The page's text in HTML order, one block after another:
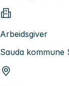
Arbeidsgiver
Sauda kommune